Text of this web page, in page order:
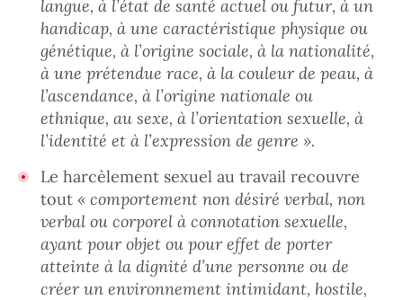
langue, à l’état de santé actuel ou futur, à un
handicap, à une caractéristique physique ou
génétique, à l’origine sociale, à la nationalité,
à une prétendue race, à la couleur de peau, à
l’ascendance, à l’origine nationale ou
ethnique, au sexe, à l’orientation sexuelle, à
l’identité et à l’expression de genre ».
Le harcèlement sexuel au travail recouvre
tout « comportement non désiré verbal, non
verbal ou corporel à connotation sexuelle,
ayant pour objet ou pour effet de porter
atteinte à la dignité d’une personne ou de
créer un environnement intimidant, hostile,